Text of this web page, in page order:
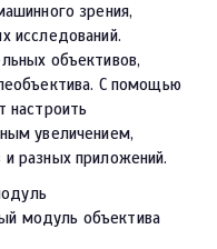
зрения,
исследований.
объективов,
С помощью
настроить
увеличением,
разных приложений.
модуль объектива